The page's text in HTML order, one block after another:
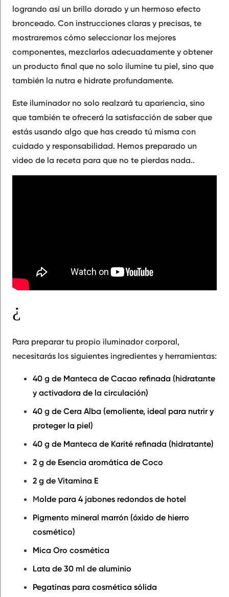
logrando así un brillo dorado y un hermoso efecto
bronceado. Con instrucciones claras y precisas, te
mostraremos cómo seleccionar los mejores
componentes, mezclarlos adecuadamente y obtener
un producto final que no solo ilumine tu piel, sino que
también la nutra e hidrate profundamente.
Este iluminador no solo realzará tu apariencia, sino
que también te ofrecerá la satisfacción de saber que
estás usando algo que has creado tú misma con
cuidado y responsabilidad. Hemos preparado un
video de la receta para que no te pierdas nada..
¿Qué materiales necesitas para hacer iluminador corporal?
Para preparar tu propio iluminador corporal,
necesitarás los siguientes ingredientes y herramientas:
40 g de Manteca de Cacao refinada (hidratante
y activadora de la circulación)
40 g de Cera Alba (emoliente, ideal para nutrir y
proteger la piel)
40 g de Manteca de Karité refinada (hidratante)
2 g de Esencia aromática de Coco
2 g de Vitamina E
Molde para 4 jabones redondos de hotel
Pigmento mineral marrón (óxido de hierro
cosmético)
Mica Oro cosmética
Lata de 30 ml de aluminio
Pegatinas para cosmética sólida